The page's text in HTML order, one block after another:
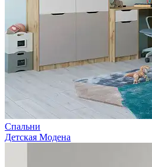
Спальни
Детская Модена